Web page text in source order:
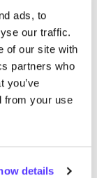
ads, to
our traffic.
of our site with
partners who
you’ve
from your use
details